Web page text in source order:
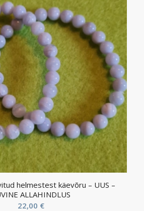
helmestest käevõru – UUS –
ALLAHINDLUS
22,00 €